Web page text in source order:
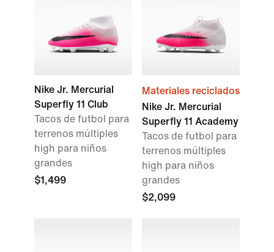
Nike Jr. Mercurial
Superfly 11 Club
Tacos de futbol para
terrenos múltiples
high para niños
grandes
$1,499
Materiales reciclados
Nike Jr. Mercurial
Superfly 11 Academy
Tacos de futbol para
terrenos múltiples
high para niños
grandes
$2,099